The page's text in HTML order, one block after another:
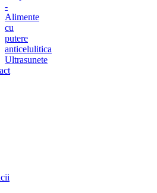
-
Alimente
cu
putere
anticelulitica
Ultrasunete